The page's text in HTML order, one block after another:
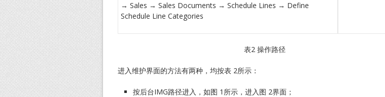
→ Sales → Sales Documents → Schedule Lines → Define
Schedule Line Categories
表2 操作路径
进入维护界面的方法有两种，均按表 2所示：
按后台IMG路径进入，如图 1所示，进入图 2界面；